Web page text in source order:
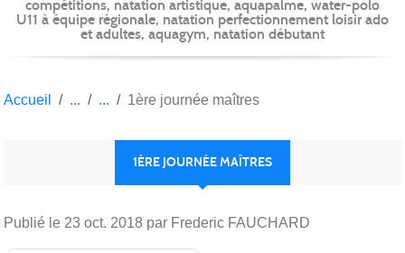
compétitions, natation artistique, aquapalme, water-polo
U11 à équipe régionale, natation perfectionnement loisir ado
et adultes, aquagym, natation débutant
Accueil 1ère journée maîtres
1ÈRE JOURNÉE MAÎTRES
Publié le 23 oct. 2018 par Frederic FAUCHARD